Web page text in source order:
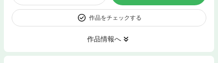
作品をチェックする
作品情報へ